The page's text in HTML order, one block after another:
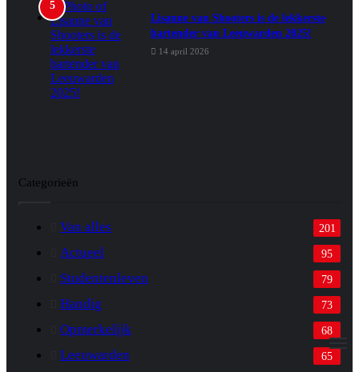
Lisanne van Shooters is de lekkerste
bartender van Leeuwarden 2025!
14 april 2026
Categorieën
Van alles 201
Actueel 95
Studentenleven 79
Handig 73
Opmerkelijk 68
Leeuwarden 65